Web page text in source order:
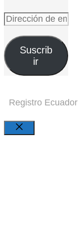
Dirección
emailSuscrib
ir
Registro Ecuador
Close